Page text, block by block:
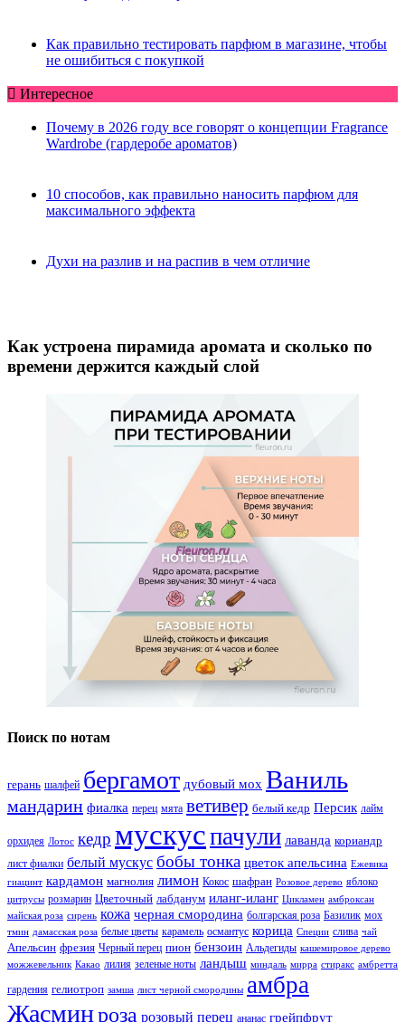
Как правильно тестировать парфюм в магазине, чтобы
не ошибиться с покупкой
Интересное
Почему в 2026 году все говорят о концепции Fragrance
Wardrobe (гардеробе ароматов)
10 способов, как правильно наносить парфюм для
максимального эффекта
Духи на разлив и на распив в чем отличие
Как устроена пирамида аромата и сколько по
времени держится каждый слой
Поиск по нотам
герань шалфей бергамот дубовый мох Ваниль
мандарин фиалка перец мята ветивер белый кедр Персик лайм
орхидея Лотос кедр мускуспачули лаванда кориандр
лист фиалки белый мускус бобы тонка цветок апельсина Ежевика
гиацинт кардамон магнолия лимон Кокос шафран Розовое дерево яблоко
цитрусы розмарин Цветочный лабданум иланг-иланг Цикламен амброксан
майская роза сирень кожа черная смородина болгарская роза Базилик мох
тмин дамасская роза белые цветы карамель османтус корица Специи слива чай
Апельсин фрезия Черный перец пион бензоин Альдегиды кашемировое дерево
можжевельник Какао лилия зеленые ноты ландыш миндаль мирра стиракс амбретта
гардения гелиотроп замша лист черной смородины амбра
Жасминроза розовый перец ананас грейпфрут